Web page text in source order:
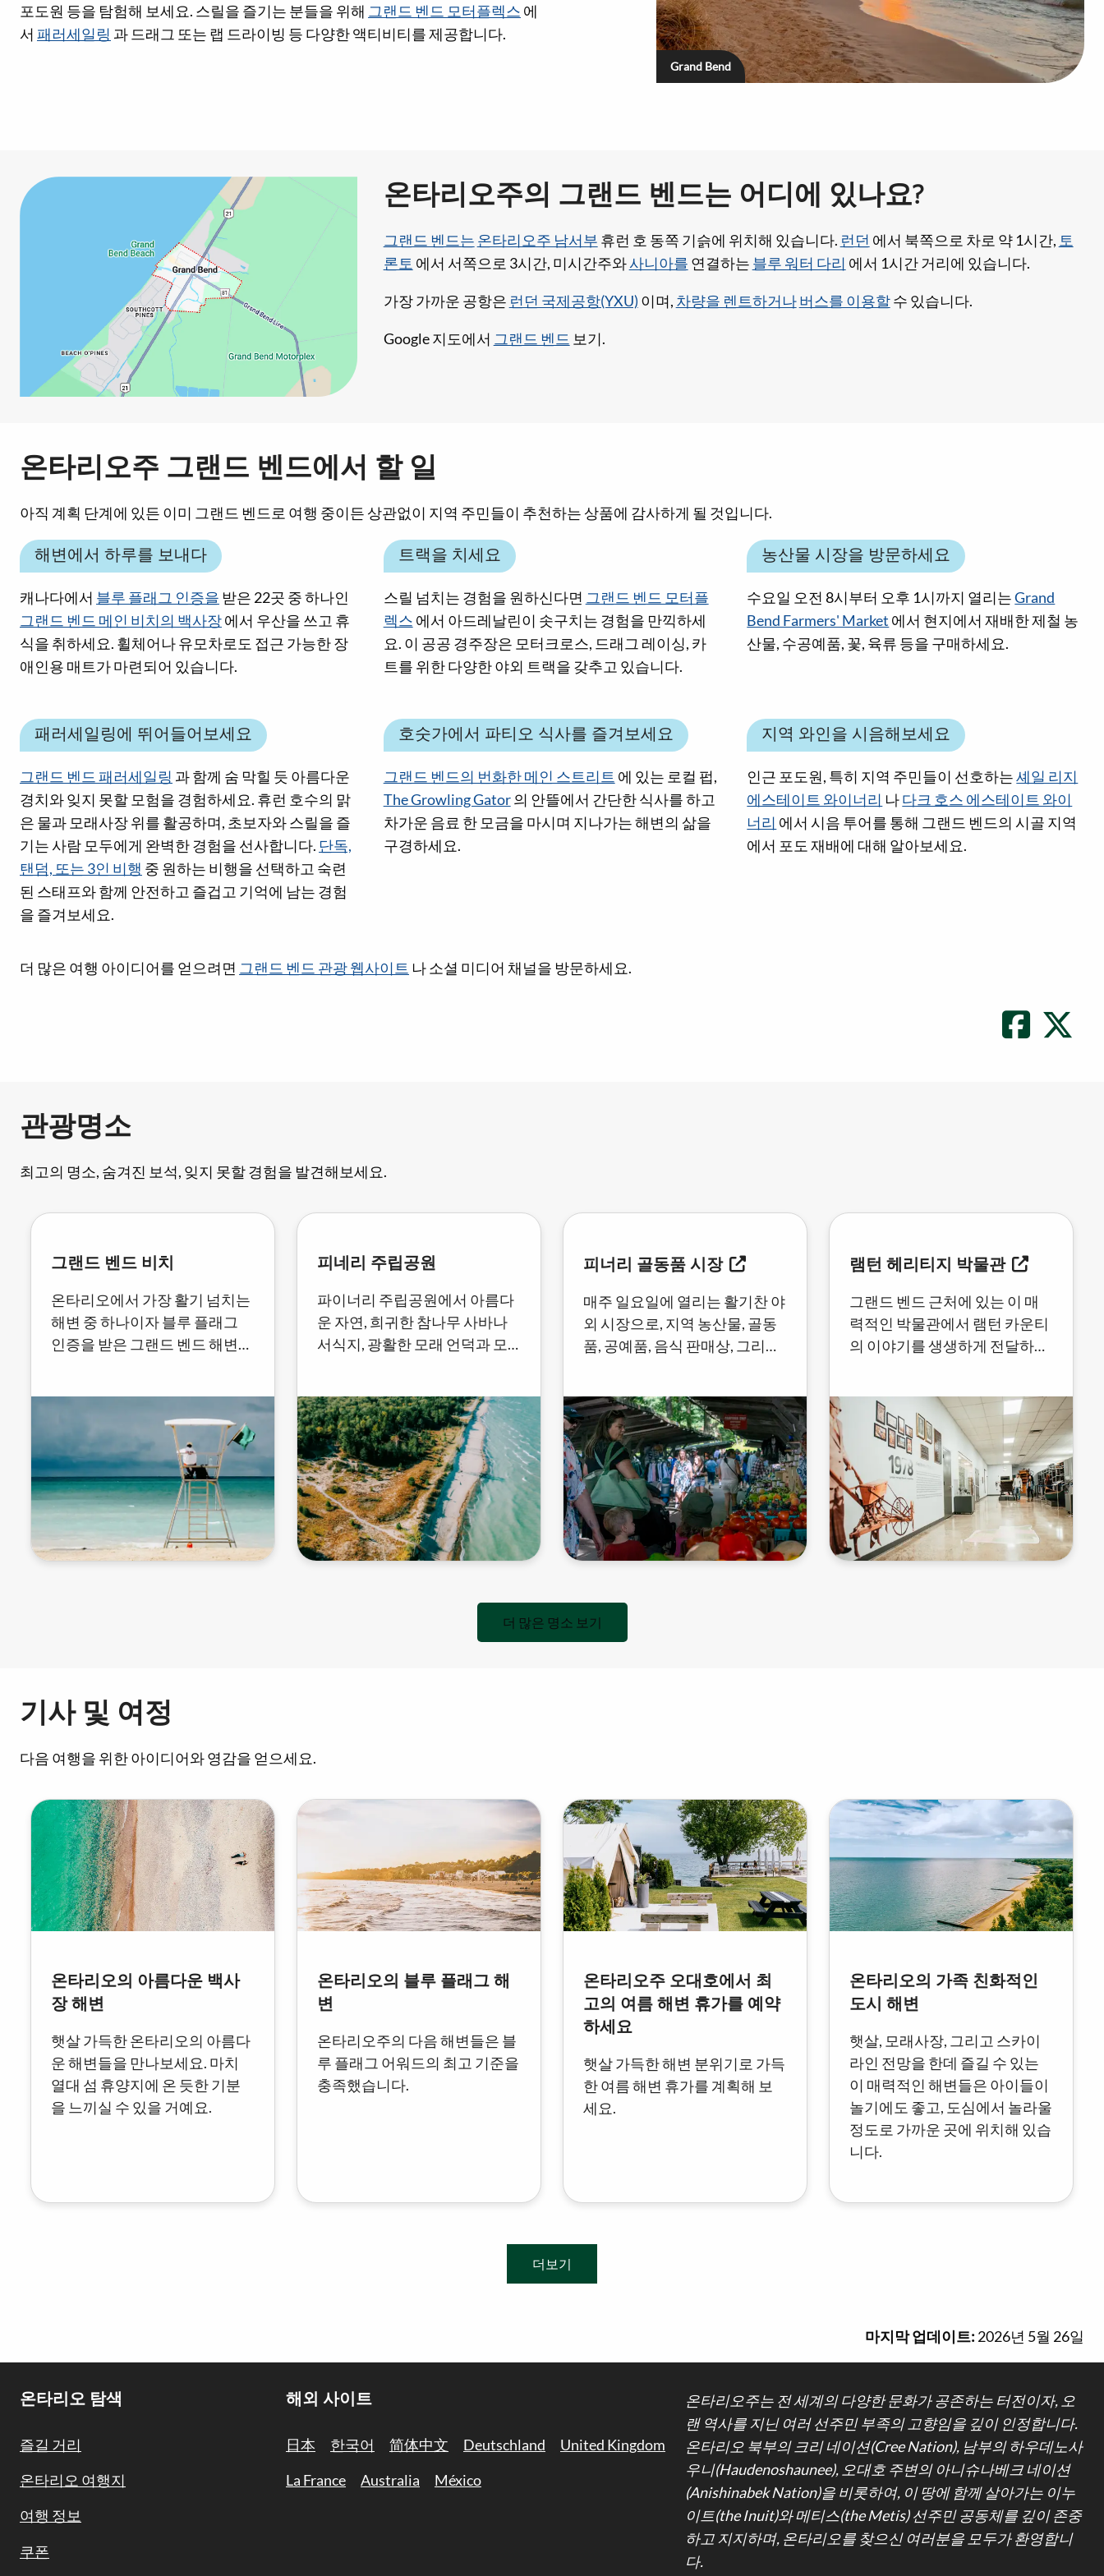
포도원 등을 탐험해 보세요. 스릴을 즐기는 분들을 위해 그랜드 벤드 모터플렉스 에
서 패러세일링 과 드래그 또는 랩 드라이빙 등 다양한 액티비티를 제공합니다.
Grand Bend
온타리오주의 그랜드 벤드는 어디에 있나요?
그랜드 벤드는 온타리오주 남서부 휴런 호 동쪽 기슭에 위치해 있습니다. 런던 에서 북쪽으로 차로 약 1시간, 토
론토 에서 서쪽으로 3시간, 미시간주와사니아를 연결하는 블루 워터 다리 에서 1시간 거리에 있습니다.
가장 가까운 공항은 런던 국제공항(YXU) 이며, 차량을 렌트하거나버스를 이용할수 있습니다.
Google 지도에서 그랜드 벤드 보기.
온타리오주 그랜드 벤드에서 할 일
아직 계획 단계에 있든 이미 그랜드 벤드로 여행 중이든 상관없이 지역 주민들이 추천하는 상품에 감사하게 될 것입니다.
해변에서 하루를 보내다
캐나다에서 블루 플래그 인증을 받은 22곳 중 하나인
그랜드 벤드 메인 비치의 백사장에서 우산을 쓰고 휴
식을 취하세요. 휠체어나 유모차로도 접근 가능한 장
애인용 매트가 마련되어 있습니다.
트랙을 치세요
스릴 넘치는 경험을 원하신다면 그랜드 벤드 모터플
렉스 에서 아드레날린이 솟구치는 경험을 만끽하세
요. 이 공공 경주장은 모터크로스, 드래그 레이싱, 카
트를 위한 다양한 야외 트랙을 갖추고 있습니다.
농산물 시장을 방문하세요
수요일 오전 8시부터 오후 1시까지 열리는Grand
Bend Farmers' Market 에서 현지에서 재배한 제철 농
산물, 수공예품, 꽃, 육류 등을 구매하세요.
패러세일링에 뛰어들어보세요
그랜드 벤드 패러세일링 과 함께 숨 막힐 듯 아름다운
경치와 잊지 못할 모험을 경험하세요. 휴런 호수의 맑
은 물과 모래사장 위를 활공하며, 초보자와 스릴을 즐
기는 사람 모두에게 완벽한 경험을 선사합니다. 단독,
탠덤, 또는 3인 비행 중 원하는 비행을 선택하고 숙련
된 스태프와 함께 안전하고 즐겁고 기억에 남는 경험
을 즐겨보세요.
호숫가에서 파티오 식사를 즐겨보세요
그랜드 벤드의 번화한 메인 스트리트 에 있는 로컬 펍,
The Growling Gator의 안뜰에서 간단한 식사를 하고
차가운 음료 한 모금을 마시며 지나가는 해변의 삶을
구경하세요.
지역 와인을 시음해보세요
인근 포도원, 특히 지역 주민들이 선호하는셰일 리지
에스테이트 와이너리 나다크 호스 에스테이트 와이
너리 에서 시음 투어를 통해 그랜드 벤드의 시골 지역
에서 포도 재배에 대해 알아보세요.
소셜 미디어 링크
더 많은 여행 아이디어를 얻으려면 그랜드 벤드 관광 웹사이트 나 소셜 미디어 채널을 방문하세요.
관광명소
최고의 명소, 숨겨진 보석, 잊지 못할 경험을 발견해보세요.
그랜드 벤드 비치
온타리오에서 가장 활기 넘치는
해변 중 하나이자 블루 플래그
인증을 받은 그랜드 벤드 해변에
피네리 주립공원
파이너리 주립공원에서 아름다
운 자연, 희귀한 참나무 사바나
서식지, 광활한 모래 언덕과 모
피너리 골동품 시장
매주 일요일에 열리는 활기찬 야
외 시장으로, 지역 농산물, 골동
품, 공예품, 음식 판매상, 그리고
램턴 헤리티지 박물관
그랜드 벤드 근처에 있는 이 매
력적인 박물관에서 램턴 카운티
의 이야기를 생생하게 전달하는
지
정
더 많은 명소 보기
기사 및 여정
다음 여행을 위한 아이디어와 영감을 얻으세요.
온타리오의 아름다운 백사
장 해변
햇살 가득한 온타리오의 아름다
운 해변들을 만나보세요. 마치
열대 섬 휴양지에 온 듯한 기분
을 느끼실 수 있을 거예요.
온타리오의 블루 플래그 해
변
온타리오주의 다음 해변들은 블
루 플래그 어워드의 최고 기준을
충족했습니다.
온타리오주 오대호에서 최
고의 여름 해변 휴가를 예약
하세요
햇살 가득한 해변 분위기로 가득
한 여름 해변 휴가를 계획해 보
세요.
온타리오의 가족 친화적인
도시 해변
햇살, 모래사장, 그리고 스카이
라인 전망을 한데 즐길 수 있는
이 매력적인 해변들은 아이들이
놀기에도 좋고, 도심에서 놀라울
정도로 가까운 곳에 위치해 있습
니다.
더보기
마지막 업데이트: 2026년 5월 26일
Footer
Navigation
온타리오 탐색
즐길 거리
온타리오 여행지
여행 정보
쿠폰
해외 사이트
日本 한국어 简体中文 Deutschland
United Kingdom
La France
Australia México
온타리오주는 전 세계의 다양한 문화가 공존하는 터전이자, 오
랜 역사를 지닌 여러 선주민 부족의 고향임을 깊이 인정합니다.
온타리오 북부의 크리 네이션(Cree Nation), 남부의 하우데노사
우니(Haudenoshaunee), 오대호 주변의 아니슈나베크 네이션
(Anishinabek Nation)을 비롯하여, 이 땅에 함께 살아가는 이누
이트(the Inuit)와 메티스(the Metis) 선주민 공동체를 깊이 존중
하고 지지하며, 온타리오를 찾으신 여러분을 모두가 환영합니
다.